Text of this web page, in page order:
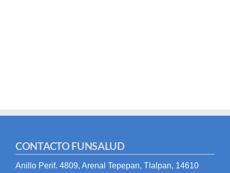
CONTACTO FUNSALUD
Anillo Perif. 4809, Arenal Tepepan, Tlalpan, 14610